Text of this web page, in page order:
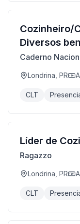
Cozinheiro/
Diversos
Caderno
Londrina, PR
CLT
Líder de
Ragazzo
Londrina, PR
CLT